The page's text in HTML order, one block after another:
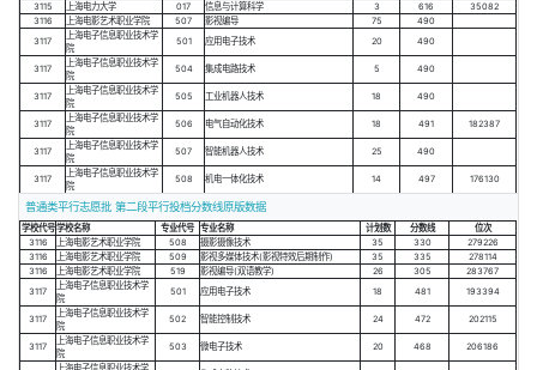
3115
上海电力大学 017 信息与计算科学 3 616
35082
3116
上海电影艺术职业学院 507 影视编导 75
490
3117
上海电子信息职业技术学
院
501 应用电子技术 20 490
3117
上海电子信息职业技术学
院
504 集成电路技术 5 490
3117
上海电子信息职业技术学
院
505 工业机器人技术 18 490
3117
上海电子信息职业技术学
院
506 电气自动化技术 18 491 182387
3117
上海电子信息职业技术学
院
507 智能机器人技术 25 490
3117
上海电子信息职业技术学
院
508 机电一体化技术 14 497 176130
普通类平行志愿批 第二段平行投档分数线原版数据
学校代号学校名称 专业代号 专业名称 计划数 分数线
位次
3116
上海电影艺术职业学院 508 摄影摄像技术 35 330
279226
3116
上海电影艺术职业学院 509 影视多媒体技术(影视特效后期制作) 35 335
278114
3116
上海电影艺术职业学院 519 影视编导(双语教学) 26 305
283767
3117
上海电子信息职业技术学
院
501 应用电子技术 18 481 193394
3117
上海电子信息职业技术学
院
502 智能控制技术 24 472 202115
3117
上海电子信息职业技术学
院
503 微电子技术 20 468 206186